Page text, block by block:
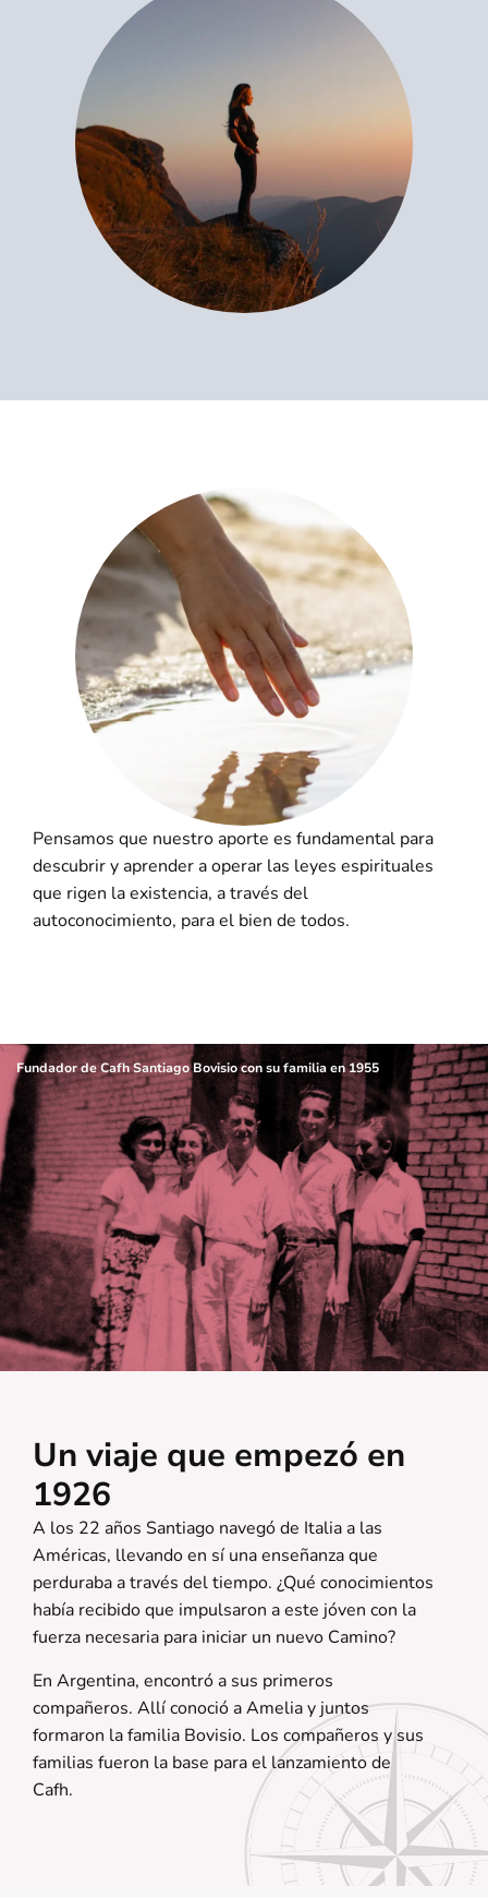
Pensamos que nuestro aporte es fundamental para
descubrir y aprender a operar las leyes espirituales
que rigen la existencia, a través del
autoconocimiento, para el bien de todos.
Fundador de Cafh Santiago Bovisio con su familia en 1955
Un viaje que empezó en
1926
A los 22 años Santiago navegó de Italia a las
Américas, llevando en sí una enseñanza que
perduraba a través del tiempo. ¿Qué conocimientos
había recibido que impulsaron a este jóven con la
fuerza necesaria para iniciar un nuevo Camino?
En Argentina, encontró a sus primeros
compañeros. Allí conoció a Amelia y juntos
formaron la familia Bovisio. Los compañeros y sus
familias fueron la base para el lanzamiento de
Cafh.